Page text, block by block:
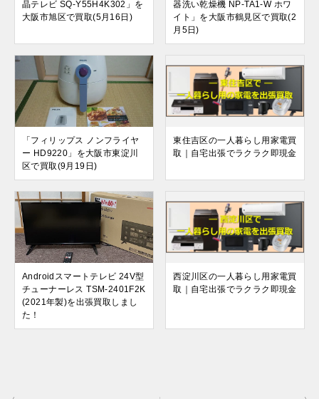
晶テレビ SQ-Y55H4K302」を
大阪市旭区で買取(5月16日)
器洗い乾燥機 NP-TA1-W ホワ
イト」を大阪市鶴見区で買取(2
月5日)
「フィリップス ノンフライヤ
ー HD9220」を大阪市東淀川
区で買取(9月19日)
東住吉区の一人暮らし用家電買
取｜自宅出張でラクラク即現金
Androidスマートテレビ 24V型
チューナーレス TSM-2401F2K
(2021年製)を出張買取しまし
た！
西淀川区の一人暮らし用家電買
取｜自宅出張でラクラク即現金